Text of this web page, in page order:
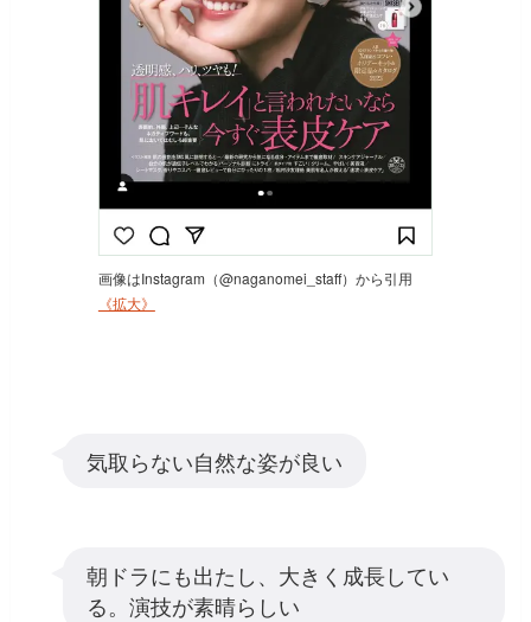
画像はInstagram（@naganomei_staff）から引用
《拡大》
気取らない自然な姿が良い
朝ドラにも出たし、大きく成長してい
る。演技が素晴らしい